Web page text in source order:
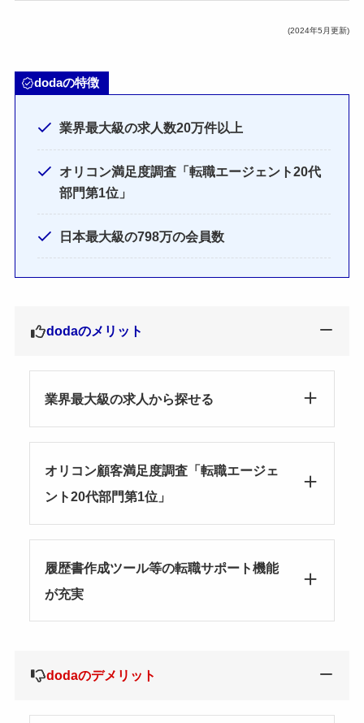
(2024年5月更新)
dodaの特徴
業界最大級の求人数20万件以上
オリコン満足度調査「転職エージェント20代
部門第1位」
日本最大級の798万の会員数
dodaのメリット
業界最大級の求人から探せる
オリコン顧客満足度調査「転職エージェ
ント20代部門第1位」
履歴書作成ツール等の転職サポート機能
が充実
dodaのデメリット